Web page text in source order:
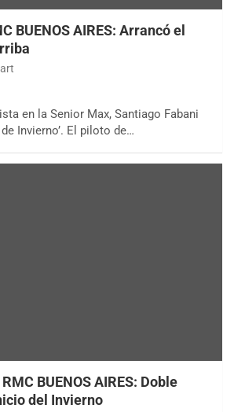
BUENOS AIRES: Arrancó el
en la Senior Max, Santiago Fabani
Invierno’. El piloto de…
BUENOS AIRES: Doble
del Invierno